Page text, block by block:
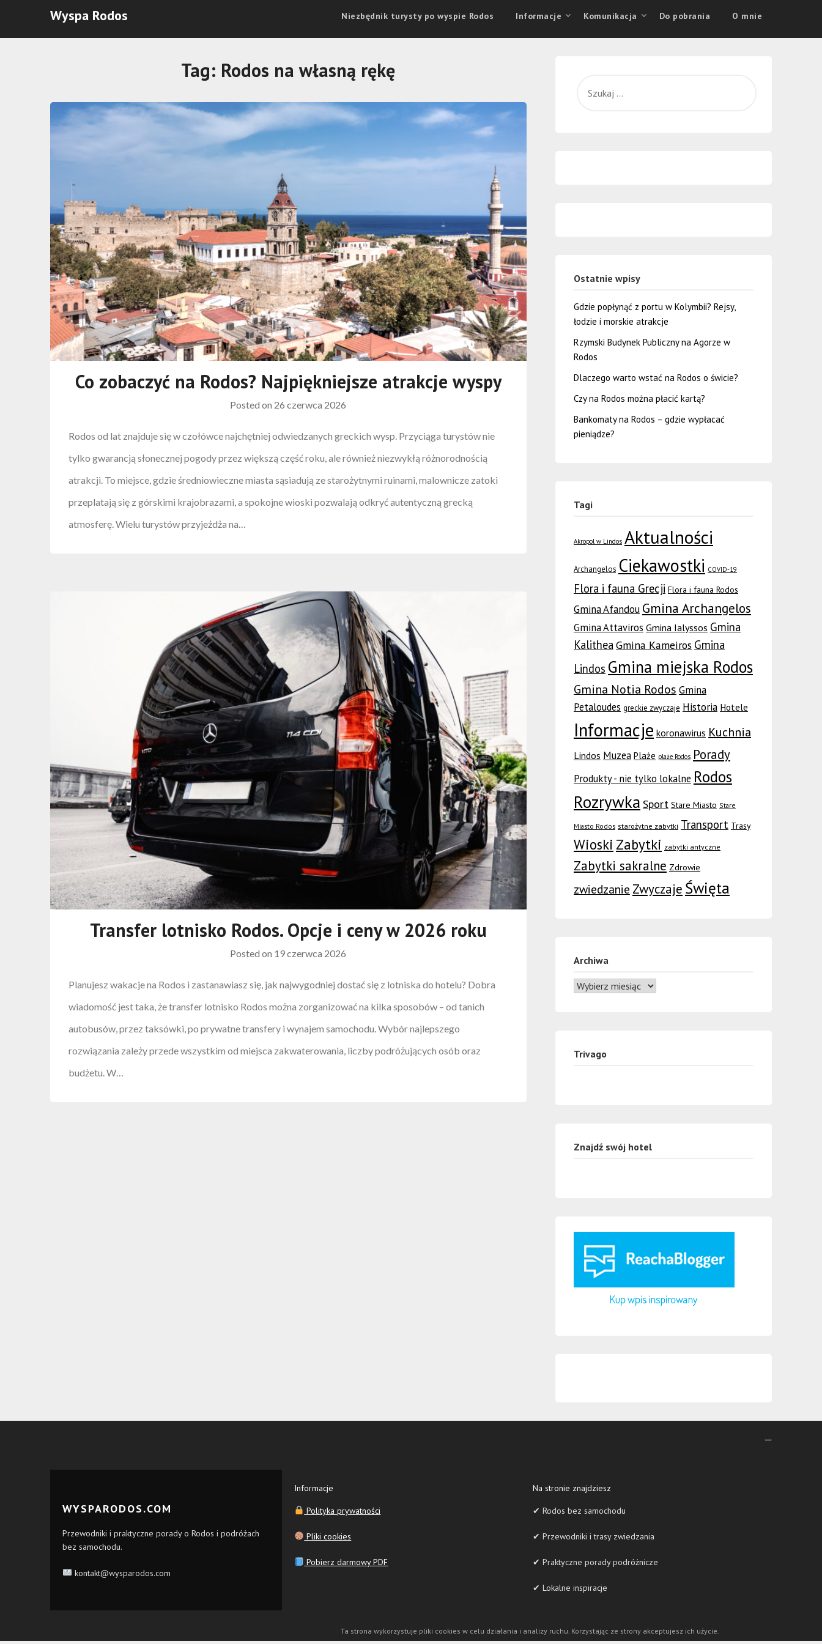
Wyspa Rodos Niezbędnik turysty po wyspie Rodos Informacje Komunikacja Do pobrania O mnie
Tag: Rodos na własną rękę
Co zobaczyć na Rodos? Najpiękniejsze atrakcje wyspy
Posted on 26 czerwca 2026
Rodos od lat znajduje się w czołówce najchętniej odwiedzanych greckich wysp. Przyciąga turystów nie
tylko gwarancją słonecznej pogody przez większą część roku, ale również niezwykłą różnorodnością
atrakcji. To miejsce, gdzie średniowieczne miasta sąsiadują ze starożytnymi ruinami, malownicze zatoki
przeplatają się z górskimi krajobrazami, a spokojne wioski pozwalają odkryć autentyczną grecką
atmosferę. Wielu turystów przyjeżdża na…
Transfer lotnisko Rodos. Opcje i ceny w 2026 roku
Posted on 19 czerwca 2026
Planujesz wakacje na Rodos i zastanawiasz się, jak najwygodniej dostać się z lotniska do hotelu? Dobra
wiadomość jest taka, że transfer lotnisko Rodos można zorganizować na kilka sposobów – od tanich
autobusów, przez taksówki, po prywatne transfery i wynajem samochodu. Wybór najlepszego
rozwiązania zależy przede wszystkim od miejsca zakwaterowania, liczby podróżujących osób oraz
budżetu. W…
Ostatnie wpisy
Gdzie popłynąć z portu w Kolymbii? Rejsy,
łodzie i morskie atrakcje
Rzymski Budynek Publiczny na Agorze w
Rodos
Dlaczego warto wstać na Rodos o świcie?
Czy na Rodos można płacić kartą?
Bankomaty na Rodos – gdzie wypłacać
pieniądze?
Tagi
Akropol w Lindos Aktualności
Archangelos Ciekawostki COVID-19
Flora i fauna Grecji Flora i fauna Rodos
Gmina Afandou Gmina Archangelos
Gmina Attaviros Gmina Ialyssos Gmina
KalitheaGmina Kameiros Gmina
Lindos Gmina miejska Rodos
Gmina Notia Rodos Gmina
Petaloudes greckie zwyczaje Historia Hotele
Informacje koronawirus Kuchnia
Lindos Muzea Plaże plaże Rodos Porady
Produkty - nie tylko lokalne Rodos
Rozrywka Sport Stare Miasto Stare
Miasto Rodos starożytne zabytki Transport Trasy
Wioski Zabytki zabytki antyczne
Zabytki sakralne Zdrowie
zwiedzanie Zwyczaje Święta
Archiwa
Trivago
Znajdź swój hotel
WYSPARODOS.COM
Przewodniki i praktyczne porady o Rodos i podróżach
bez samochodu.
kontakt@wysparodos.com
Informacje
Polityka prywatności
Pliki cookies
Pobierz darmowy PDF
Na stronie znajdziesz
✔ Rodos bez samochodu
✔ Przewodniki i trasy zwiedzania
✔ Praktyczne porady podróżnicze
✔ Lokalne inspiracje
Ta strona wykorzystuje pliki cookies w celu działania i analizy ruchu. Korzystając ze strony akceptujesz ich użycie.